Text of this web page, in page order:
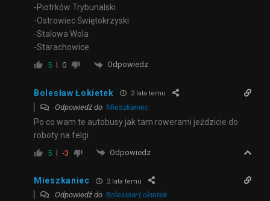
-Piotrków Trybunalski
-Ostrowiec Świętokrzyski
-Stalowa Wola
-Starachowice
5 0 Odpowiedz
Bolesław Łokietek 2 lata temu
Odpowiedź do Mieszkaniec
Po co wam te autobusy jak tam rowerami jeździcie do
roboty na felgi
5 -3 Odpowiedz
Mieszkaniec 2 lata temu
Odpowiedź do Bolesław Łokietek